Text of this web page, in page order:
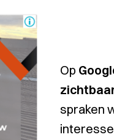
Op
spraken